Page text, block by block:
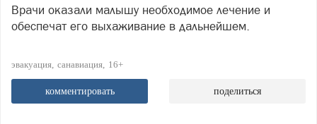
Врачи оказали малышу необходимое лечение и
обеспечат его выхаживание в дальнейшем.
эвакуация санавиация 16+
комментировать поделиться